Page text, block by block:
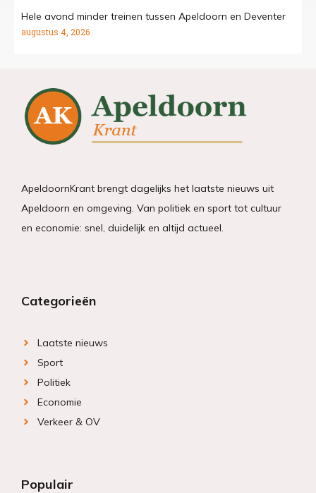
Hele avond minder treinen tussen Apeldoorn en Deventer
augustus 4, 2026
ApeldoornKrant brengt dagelijks het laatste nieuws uit
Apeldoorn en omgeving. Van politiek en sport tot cultuur
en economie: snel, duidelijk en altijd actueel.
Categorieën
Laatste nieuws
Sport
Politiek
Economie
Verkeer & OV
Populair